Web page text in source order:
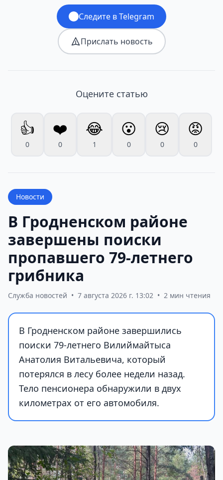
Следите в Telegram
Прислать новость
Оцените статью
👍
0
❤️
0
😂
1
😮
0
😢
0
😡
0
Новости
В Гродненском районе
завершены поиски
пропавшего 79-летнего
грибника
Служба новостей • 7 августа 2026 г. 13:02 • 2 мин чтения
В Гродненском районе завершились
поиски 79-летнего Вилиймайтыса
Анатолия Витальевича, который
потерялся в лесу более недели назад.
Тело пенсионера обнаружили в двух
километрах от его автомобиля.